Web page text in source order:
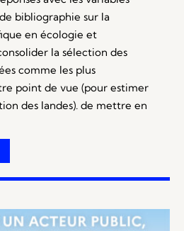
bibliographie sur la
en écologie et
la sélection des
comme les plus
point de vue (pour estimer
des landes). de mettre en